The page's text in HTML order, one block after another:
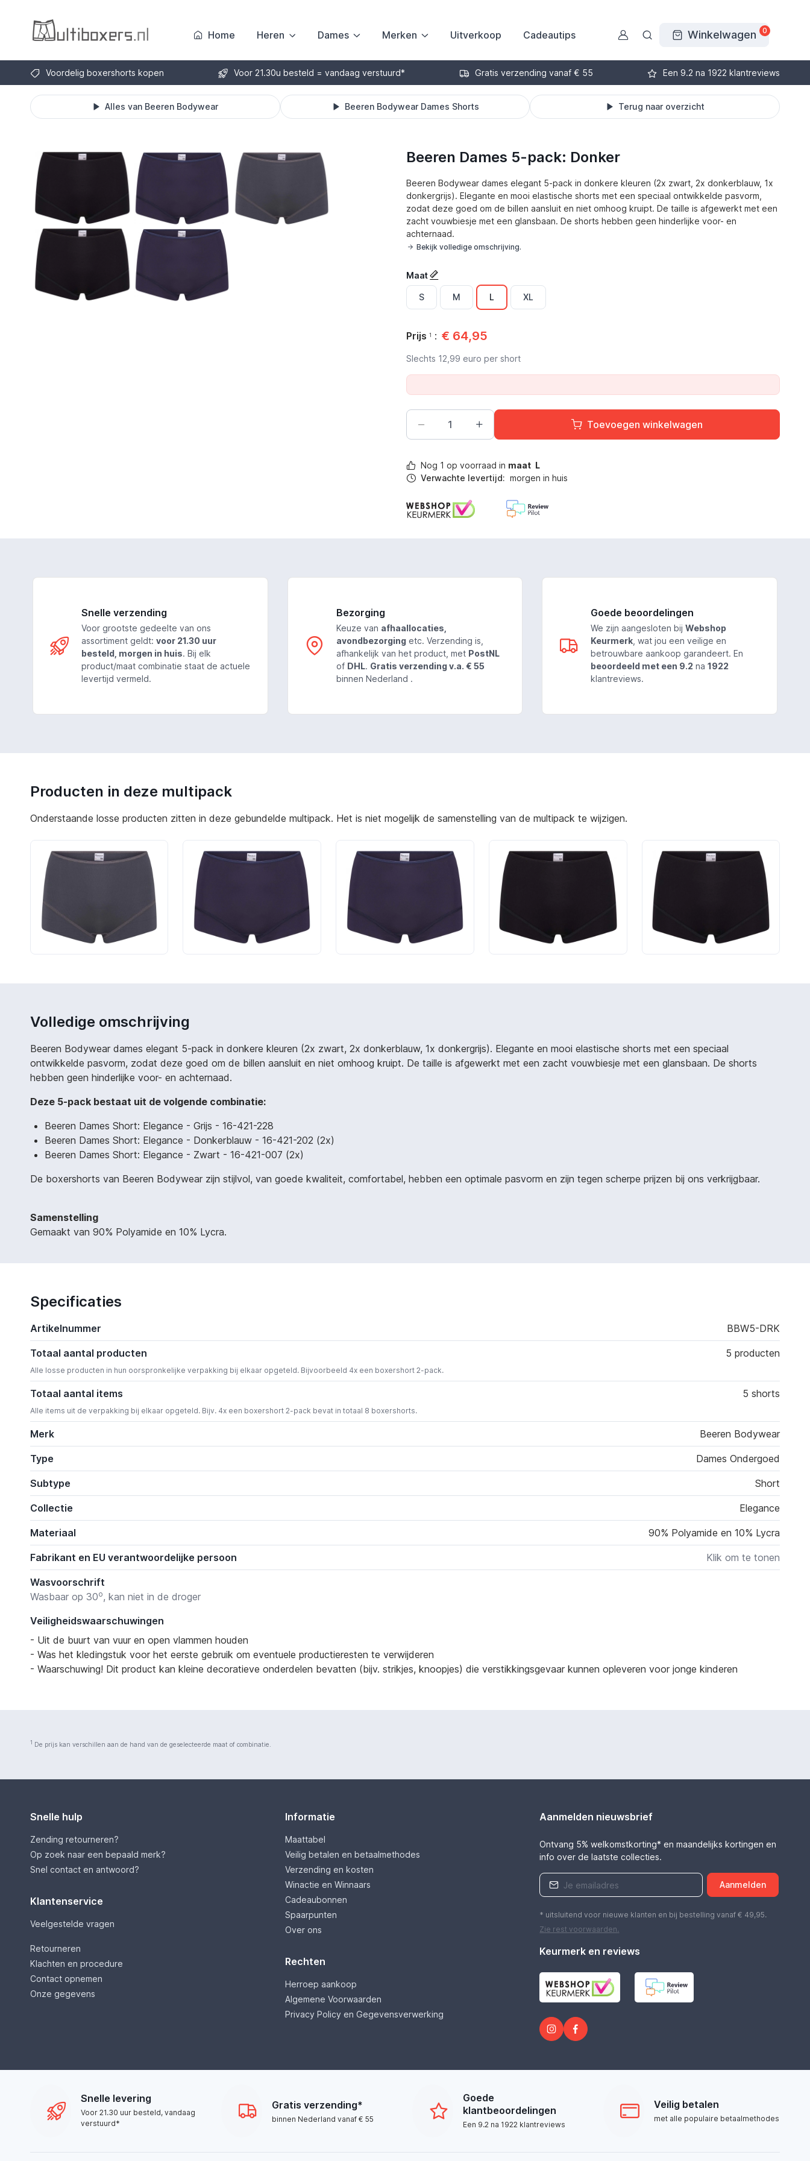
Home Heren Dames Merken Uitverkoop Cadeautips Winkelwagen 0
Voordelig boxershorts kopen Voor 21.30u besteld = vandaag verstuurd* Gratis verzending vanaf € 55 Een 9.2 na 1922 klantreviews
Alles van Beeren Bodywear Beeren Bodywear Dames Shorts Terug naar overzicht
Beeren Dames 5-pack: Donker
Beeren Bodywear dames elegant 5-pack in donkere kleuren (2x zwart, 2x donkerblauw, 1x
donkergrijs). Elegante en mooi elastische shorts met een speciaal ontwikkelde pasvorm,
zodat deze goed om de billen aansluit en niet omhoog kruipt. De taille is afgewerkt met een
zacht vouwbiesje met een glansbaan. De shorts hebben geen hinderlijke voor- en
achternaad.
Bekijk volledige omschrijving.
Maat
S M L XL
Prijs1 : € 64,95
Slechts 12,99 euro per short
Toevoegen winkelwagen
Nog 1 op voorraad in maat L
Verwachte levertijd: morgen in huis
Snelle verzending
Voor grootste gedeelte van ons
assortiment geldt: voor 21.30 uur
besteld, morgen in huis. Bij elk
product/maat combinatie staat de actuele
levertijd vermeld.
Bezorging
Keuze van afhaallocaties,
avondbezorgingetc. Verzending is,
afhankelijk van het product, met PostNL
of DHL. Gratis verzending v.a. € 55
binnen Nederland .
Goede beoordelingen
We zijn aangesloten bijWebshop
Keurmerk , wat jou een veilige en
betrouwbare aankoop garandeert. En
beoordeeld met een 9.2 na1922
klantreviews.
Producten in deze multipack
Onderstaande losse producten zitten in deze gebundelde multipack. Het is niet mogelijk de samenstelling van de multipack te wijzigen.
Volledige omschrijving
Beeren Bodywear dames elegant 5-pack in donkere kleuren (2x zwart, 2x donkerblauw, 1x donkergrijs). Elegante en mooi elastische shorts met een speciaal
ontwikkelde pasvorm, zodat deze goed om de billen aansluit en niet omhoog kruipt. De taille is afgewerkt met een zacht vouwbiesje met een glansbaan. De shorts
hebben geen hinderlijke voor- en achternaad.
Deze 5-pack bestaat uit de volgende combinatie:
Beeren Dames Short: Elegance - Grijs - 16-421-228
Beeren Dames Short: Elegance - Donkerblauw - 16-421-202 (2x)
Beeren Dames Short: Elegance - Zwart - 16-421-007 (2x)
De boxershorts van Beeren Bodywear zijn stijlvol, van goede kwaliteit, comfortabel, hebben een optimale pasvorm en zijn tegen scherpe prijzen bij ons verkrijgbaar.
Samenstelling
Gemaakt van 90% Polyamide en 10% Lycra.
Specificaties
Artikelnummer BBW5-DRK
Totaal aantal producten 5 producten
Alle losse producten in hun oorspronkelijke verpakking bij elkaar opgeteld. Bijvoorbeeld 4x een boxershort 2-pack.
Totaal aantal items 5 shorts
Alle items uit de verpakking bij elkaar opgeteld. Bijv. 4x een boxershort 2-pack bevat in totaal 8 boxershorts.
Merk Beeren Bodywear
Type Dames Ondergoed
Subtype Short
Collectie Elegance
Materiaal 90% Polyamide en 10% Lycra
Fabrikant en EU verantwoordelijke persoon Klik om te tonen
Wasvoorschrift
Wasbaar op 30o, kan niet in de droger
Veiligheidswaarschuwingen
- Uit de buurt van vuur en open vlammen houden
- Was het kledingstuk voor het eerste gebruik om eventuele productieresten te verwijderen
- Waarschuwing! Dit product kan kleine decoratieve onderdelen bevatten (bijv. strikjes, knoopjes) die verstikkingsgevaar kunnen opleveren voor jonge kinderen
1 De prijs kan verschillen aan de hand van de geselecteerde maat of combinatie.
Snelle hulp
Zending retourneren?
Op zoek naar een bepaald merk?
Snel contact en antwoord?
Klantenservice
Veelgestelde vragen
Retourneren
Klachten en procedure
Contact opnemen
Onze gegevens
Informatie
Maattabel
Veilig betalen en betaalmethodes
Verzending en kosten
Winactie en Winnaars
Cadeaubonnen
Spaarpunten
Over ons
Rechten
Herroep aankoop
Algemene Voorwaarden
Privacy Policy en Gegevensverwerking
Aanmelden nieuwsbrief
Ontvang 5% welkomstkorting* en maandelijks kortingen en
info over de laatste collecties.
Aanmelden
* uitsluitend voor nieuwe klanten en bij bestelling vanaf € 49,95.
Zie rest voorwaarden.
Keurmerk en reviews
Snelle levering
Voor 21.30 uur besteld, vandaag
verstuurd*
Gratis verzending*
binnen Nederland vanaf € 55
Goede
klantbeoordelingen
Een 9.2 na 1922 klantreviews
Veilig betalen
met alle populaire betaalmethodes